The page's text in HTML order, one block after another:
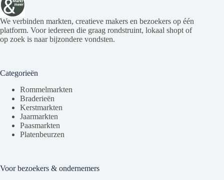
We verbinden markten, creatieve makers en bezoekers op één
platform. Voor iedereen die graag rondstruint, lokaal shopt of
op zoek is naar bijzondere vondsten.
Categorieën
Rommelmarkten
Braderieën
Kerstmarkten
Jaarmarkten
Paasmarkten
Platenbeurzen
Voor bezoekers & ondernemers